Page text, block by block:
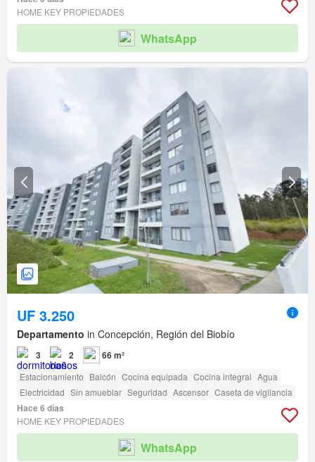
HOME KEY PROPIEDADES
WhatsApp
UF 3.250
Departamento in Concepción, Región del Biobío
3 2 66 m²
Estacionamiento Balcón Cocina equipada Cocina integral Agua
Electricidad Sin amueblar Seguridad Ascensor Caseta de vigilancia
Hace 6 días
HOME KEY PROPIEDADES
WhatsApp